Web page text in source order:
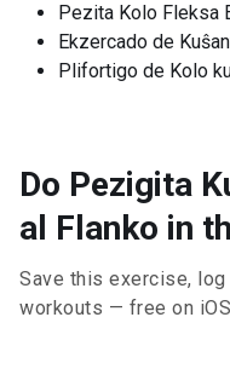
Pezita Kolo Fleksa
Ekzercado de
Plifortigo de Kolo
Do Pezigita
al Flanko in
Save this exercise,
workouts — free on